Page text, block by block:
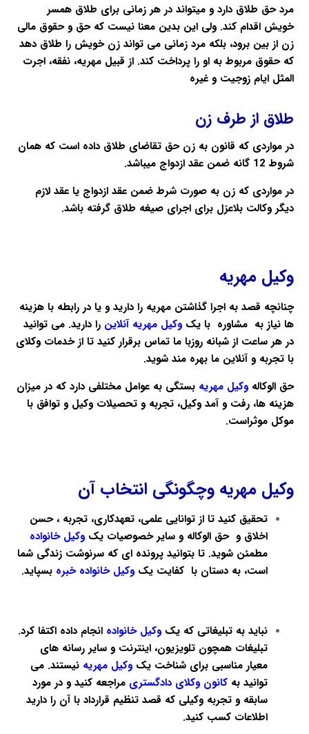
مرد حق طلاق دارد و میتواند در هر زمانی برای طلاق همسر
خویش اقدام کند. ولی این بدین معنا نیست که حق و حقوق مالی
زن از بین برود، بلکه مرد زمانی می تواند زن خویش را طلاق دهد
که حقوق مربوط به او را پرداخت کند. از قبیل مهریه، نفقه، اجرت
المثل ایام زوجیت و غیره
طلاق از طرف زن
در مواردی که قانون به زن حق تقاضای طلاق داده است که همان
شروط 12 گانه ضمن عقد ازدواج میباشد.
در مواردی که زن به صورت شرط ضمن عقد ازدواج یا عقد لازم
دیگر وکالت بلاعزل برای اجرای صیغه طلاق گرفته باشد.
وکیل مهریه
چنانچه قصد به اجرا گذاشتنمهریه را دارید و یا در رابطه با هزینه
ها نیاز بهمشاوره با یکوکیل مهریه آنلاین را دارید. می توانید
در هر ساعت از شبانه روزبا ما تماس برقرار کنید تا از خدماتوکلای
با تجربه و آنلاین ما بهره مند شوید.
حق الوکالهوکیل مهریه بستگی به عوامل مختلفی دارد که در میزان
هزینه ها، رفت و آمدوکیل، تجربه و تحصیلاتوکیل و توافق با
موکل موثراست.
وکیل مهریه وچگونگی انتخاب آن
تحقیق کنید تا از توانایی علمی، تعهدکاری، تجربه ، حسن
اخلاق و حق الوکاله و سایر خصوصیات یک وکیل خانواده
مطمئن شوید. تا بتوانید پرونده ای که سرنوشت زندگی شما
است، به دستان با کفایت یک وکیل خانواده خبره بسپاید.
نباید به تبلیغاتی که یک وکیل خانواده انجام داده اکتفا کرد.
تبلیغات همچون تلویزیون، اینترنت و سایر رسانه های
معیار مناسبی برای شناخت یک وکیل مهریه نیستند. می
توانید به کانون وکلای دادگستری مراجعه کنید و در مورد
سابقه و تجربه وکیلی که قصد تنظیم قرارداد با آن را دارید
اطلاعات کسب کنید.